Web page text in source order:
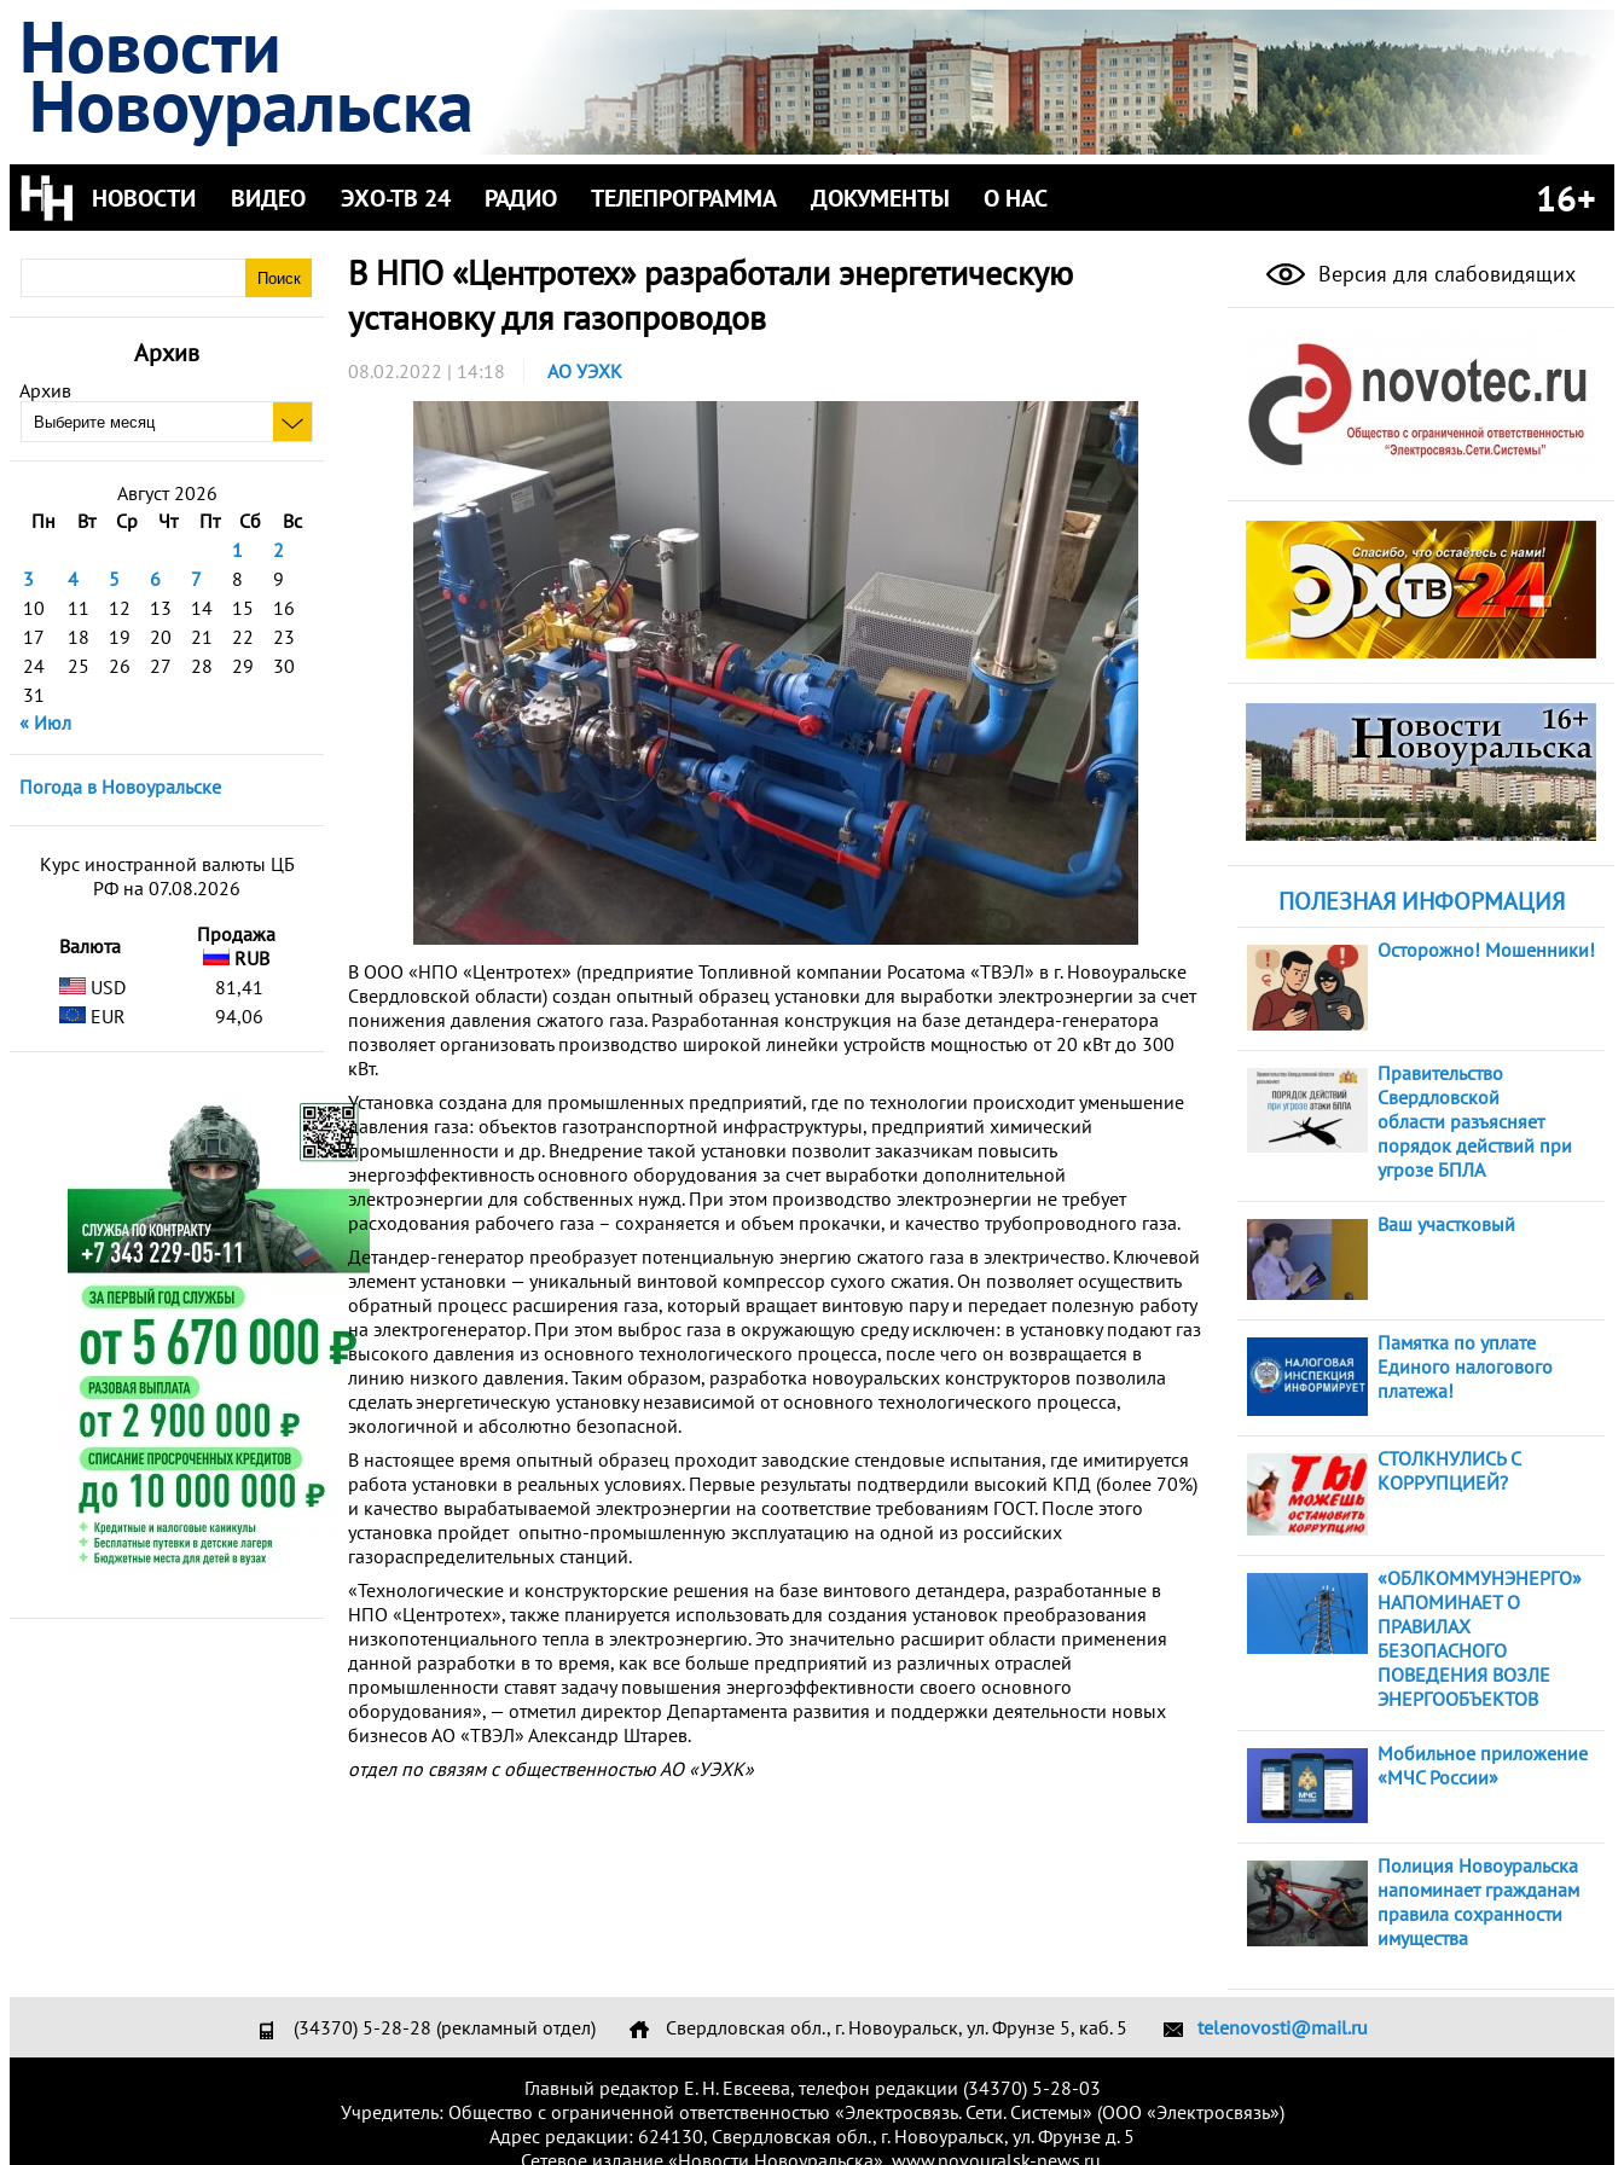
Новости
Новоуральска
НОВОСТИ ВИДЕО ЭХО-ТВ 24 РАДИО ТЕЛЕПРОГРАММА ДОКУМЕНТЫ О НАС 16+
Архив
Архив
Август 2026
Пн
Вт Ср Чт Пт Сб
Вс
1
2
3
4 5 6 7 8
9
10
11 12 13 14 15
16
17
18 19 20 21 22
23
24
25 26 27 28 29
30
31
« Июл
Погода в Новоуральске
Курс иностранной валюты ЦБ
РФ на 07.08.2026
Валюта
Продажа
RUB
USD
81,41
EUR
94,06
В НПО «Центротех» разработали энергетическую
установку для газопроводов
08.02.2022 | 14:18 АО УЭХК
В ООО «НПО «Центротех» (предприятие Топливной компании Росатома «ТВЭЛ» в г. Новоуральске
Свердловской области) создан опытный образец установки для выработки электроэнергии за счет
понижения давления сжатого газа. Разработанная конструкция на базе детандера-генератора
позволяет организовать производство широкой линейки устройств мощностью от 20 кВт до 300
кВт.
Установка создана для промышленных предприятий, где по технологии происходит уменьшение
давления газа: объектов газотранспортной инфраструктуры, предприятий химический
промышленности и др. Внедрение такой установки позволит заказчикам повысить
энергоэффективность основного оборудования за счет выработки дополнительной
электроэнергии для собственных нужд. При этом производство электроэнергии не требует
расходования рабочего газа – сохраняется и объем прокачки, и качество трубопроводного газа.
Детандер-генератор преобразует потенциальную энергию сжатого газа в электричество. Ключевой
элемент установки — уникальный винтовой компрессор сухого сжатия. Он позволяет осуществить
обратный процесс расширения газа, который вращает винтовую пару и передает полезную работу
на электрогенератор. При этом выброс газа в окружающую среду исключен: в установку подают газ
высокого давления из основного технологического процесса, после чего он возвращается в
линию низкого давления. Таким образом, разработка новоуральских конструкторов позволила
сделать энергетическую установку независимой от основного технологического процесса,
экологичной и абсолютно безопасной.
В настоящее время опытный образец проходит заводские стендовые испытания, где имитируется
работа установки в реальных условиях. Первые результаты подтвердили высокий КПД (более 70%)
и качество вырабатываемой электроэнергии на соответствие требованиям ГОСТ. После этого
установка пройдет опытно-промышленную эксплуатацию на одной из российских
газораспределительных станций.
«Технологические и конструкторские решения на базе винтового детандера, разработанные в
НПО «Центротех», также планируется использовать для создания установок преобразования
низкопотенциального тепла в электроэнергию. Это значительно расширит области применения
данной разработки в то время, как все больше предприятий из различных отраслей
промышленности ставят задачу повышения энергоэффективности своего основного
оборудования», — отметил директор Департамента развития и поддержки деятельности новых
бизнесов АО «ТВЭЛ» Александр Штарев.
отдел по связям с общественностью АО «УЭХК»
Версия для слабовидящих
ПОЛЕЗНАЯ ИНФОРМАЦИЯ
Осторожно! Мошенники!
Правительство
Свердловской
области разъясняет
порядок действий при
угрозе БПЛА
Ваш участковый
Памятка по уплате
Единого налогового
платежа!
СТОЛКНУЛИСЬ С
КОРРУПЦИЕЙ?
«ОБЛКОММУНЭНЕРГО»
НАПОМИНАЕТ О
ПРАВИЛАХ
БЕЗОПАСНОГО
ПОВЕДЕНИЯ ВОЗЛЕ
ЭНЕРГООБЪЕКТОВ
Мобильное приложение
«МЧС России»
Полиция Новоуральска
напоминает гражданам
правила сохранности
имущества
(34370) 5-28-28 (рекламный отдел) Свердловская обл., г. Новоуральск, ул. Фрунзе 5, каб. 5 telenovosti@mail.ru
Главный редактор Е. Н. Евсеева, телефон редакции (34370) 5-28-03
Учредитель: Общество с ограниченной ответственностью «Электросвязь. Сети. Системы» (ООО «Электросвязь»)
Адрес редакции: 624130, Свердловская обл., г. Новоуральск, ул. Фрунзе д. 5